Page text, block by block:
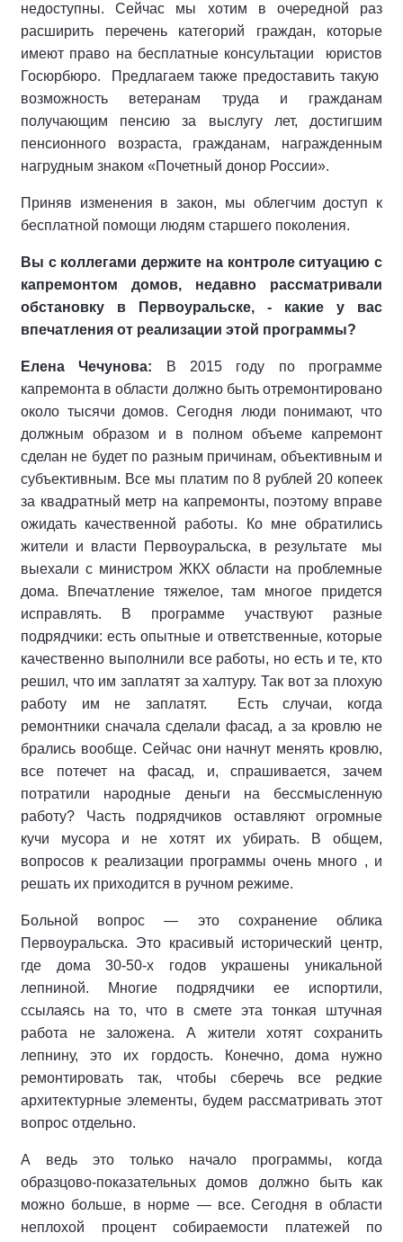
недоступны. Сейчас мы хотим в очередной раз
расширить перечень категорий граждан, которые
имеют право на бесплатные консультации юристов
Госюрбюро. Предлагаем также предоставить такую
возможность ветеранам труда и гражданам
получающим пенсию за выслугу лет, достигшим
пенсионного возраста, гражданам, награжденным
нагрудным знаком «Почетный донор России».
Приняв изменения в закон, мы облегчим доступ к
бесплатной помощи людям старшего поколения.
Вы с коллегами держите на контроле ситуацию с
капремонтом домов, недавно рассматривали
обстановку в Первоуральске, - какие у вас
впечатления от реализации этой программы?
Елена Чечунова:
В 2015 году по программе
капремонта в области должно быть отремонтировано
около тысячи домов. Сегодня люди понимают, что
должным образом и в полном объеме капремонт
сделан не будет по разным причинам, объективным и
субъективным. Все мы платим по 8 рублей 20 копеек
за квадратный метр на капремонты, поэтому вправе
ожидать качественной работы. Ко мне обратились
жители и власти Первоуральска, в результате мы
выехали с министром ЖКХ области на проблемные
дома. Впечатление тяжелое, там многое придется
исправлять. В программе участвуют разные
подрядчики: есть опытные и ответственные, которые
качественно выполнили все работы, но есть и те, кто
решил, что им заплатят за халтуру. Так вот за плохую
работу им не заплатят. Есть случаи, когда
ремонтники сначала сделали фасад, а за кровлю не
брались вообще. Сейчас они начнут менять кровлю,
все потечет на фасад, и, спрашивается, зачем
потратили народные деньги на бессмысленную
работу? Часть подрядчиков оставляют огромные
кучи мусора и не хотят их убирать. В общем,
вопросов к реализации программы очень много , и
решать их приходится в ручном режиме.
Больной вопрос — это сохранение облика
Первоуральска. Это красивый исторический центр,
где дома 30-50-х годов украшены уникальной
лепниной. Многие подрядчики ее испортили,
ссылаясь на то, что в смете эта тонкая штучная
работа не заложена. А жители хотят сохранить
лепнину, это их гордость. Конечно, дома нужно
ремонтировать так, чтобы сберечь все редкие
архитектурные элементы, будем рассматривать этот
вопрос отдельно.
А ведь это только начало программы, когда
образцово-показательных домов должно быть как
можно больше, в норме — все. Сегодня в области
неплохой процент собираемости платежей по